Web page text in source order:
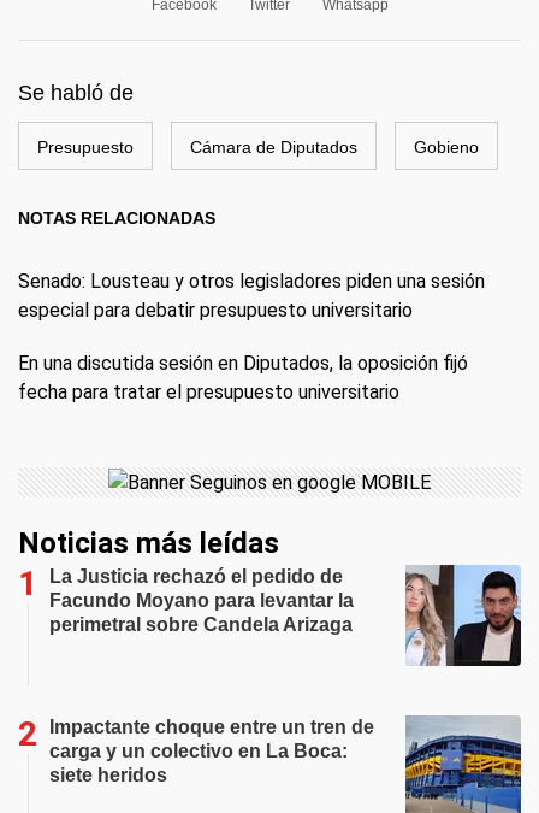
Facebook Twitter Whatsapp
Se habló de
Presupuesto Cámara de Diputados Gobieno
NOTAS RELACIONADAS
Senado: Lousteau y otros legisladores piden una sesión
especial para debatir presupuesto universitario
En una discutida sesión en Diputados, la oposición fijó
fecha para tratar el presupuesto universitario
Noticias más leídas
La Justicia rechazó el pedido de
Facundo Moyano para levantar la
perimetral sobre Candela Arizaga
Impactante choque entre un tren de
carga y un colectivo en La Boca:
siete heridos